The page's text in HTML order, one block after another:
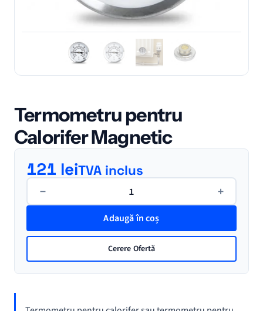
Termometru pentru
Calorifer Magnetic
121 leiTVA inclus
−
Cantitate
Calorifer
+
Adaugă în coș
Cerere Ofertă